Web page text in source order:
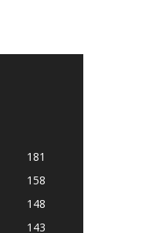
181
158
148
143